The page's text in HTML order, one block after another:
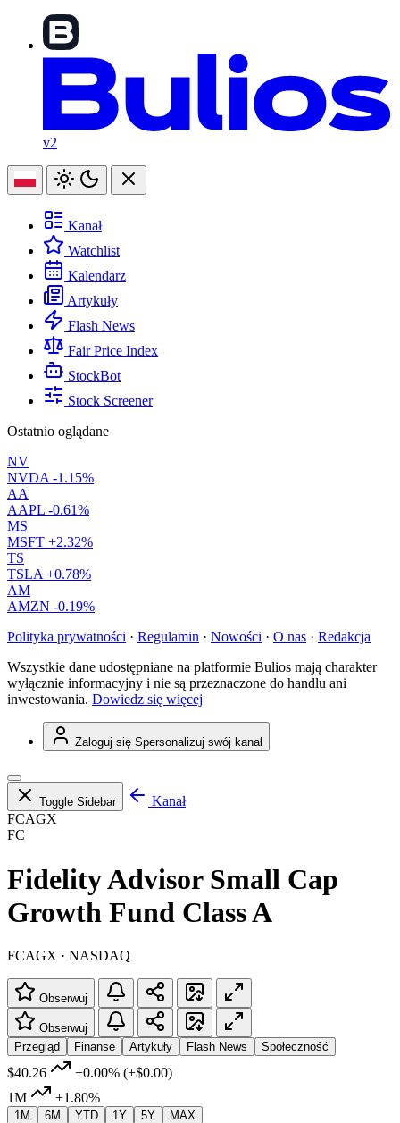
v2
Kanał
Watchlist
Kalendarz
Artykuły
Flash News
Fair Price Index
StockBot
Stock Screener
Ostatnio oglądane
NV
NVDA -1.15%
AA
AAPL -0.61%
MS
MSFT +2.32%
TS
TSLA +0.78%
AM
AMZN -0.19%
Polityka prywatności · Regulamin · Nowości · O nas · Redakcja
Wszystkie dane udostępniane na platformie Bulios mają charakter
wyłącznie informacyjny i nie są przeznaczone do handlu ani
inwestowania. Dowiedz się więcej
Zaloguj się Spersonalizuj swój kanał
Toggle Sidebar
Kanał
FCAGX
FC
Fidelity Advisor Small Cap
Growth Fund Class A
FCAGX · NASDAQ
Obserwuj
Obserwuj
Przegląd
Finanse Artykuły Flash News Społeczność
$40.26 +0.00% (+$0.00)
1M
+1.80%
1M 6M YTD 1Y 5Y MAX